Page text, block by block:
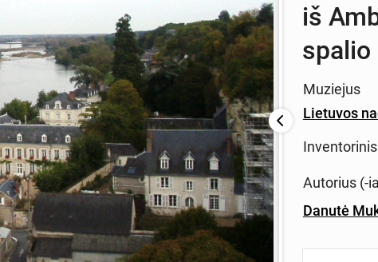
iš
spalio
Muziejus
Lietuvos
Autorius (-
Danutė